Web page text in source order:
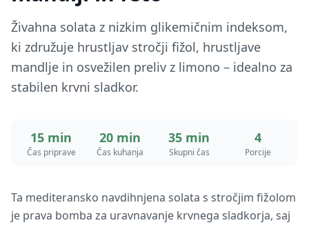
Živahna solata z nizkim glikemičnim indeksom,
ki združuje hrustljav stročji fižol, hrustljave
mandlje in osvežilen preliv z limono – idealno za
stabilen krvni sladkor.
15 min
Čas priprave
20 min
Čas kuhanja
35 min
Skupni čas
4
Porcije
Ta mediteransko navdihnjena solata s stročjim fižolom
je prava bomba za uravnavanje krvnega sladkorja, saj